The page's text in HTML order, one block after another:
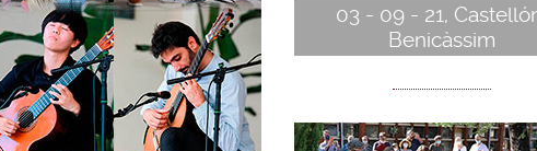
03 - 09 - 21,
Benicàssim